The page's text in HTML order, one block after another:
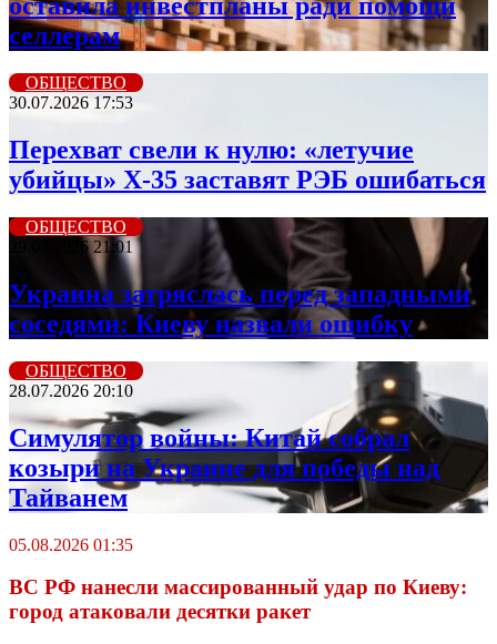
оставила инвестпланы ради помощи
селлерам
ОБЩЕСТВО
30.07.2026 17:53
Перехват свели к нулю: «летучие
убийцы» X-35 заставят РЭБ ошибаться
ОБЩЕСТВО
29.07.2026 21:01
Украина затряслась перед западными
соседями: Киеву назвали ошибку
ОБЩЕСТВО
28.07.2026 20:10
Симулятор войны: Китай собрал
козыри на Украине для победы над
Тайванем
05.08.2026 01:35
ВС РФ нанесли массированный удар по Киеву:
город атаковали десятки ракет